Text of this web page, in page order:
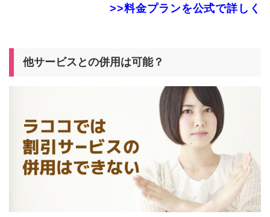
>>料金プランを公式で詳しく
他サービスとの併用は可能？